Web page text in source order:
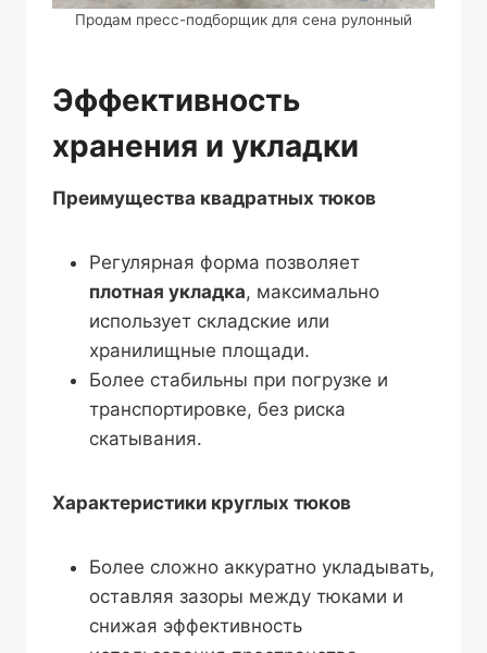
Продам пресс-подборщик для сена рулонный
Эффективность
хранения и укладки
Преимущества квадратных тюков
Регулярная форма позволяет
плотная укладка, максимально
использует складские или
хранилищные площади.
Более стабильны при погрузке и
транспортировке, без риска
скатывания.
Характеристики круглых тюков
Более сложно аккуратно укладывать,
оставляя зазоры между тюками и
снижая эффективность